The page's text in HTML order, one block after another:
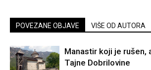
POVEZANE OBJAVE VIŠE OD AUTORA
Manastir koji je rušen,
Tajne Dobrilovine